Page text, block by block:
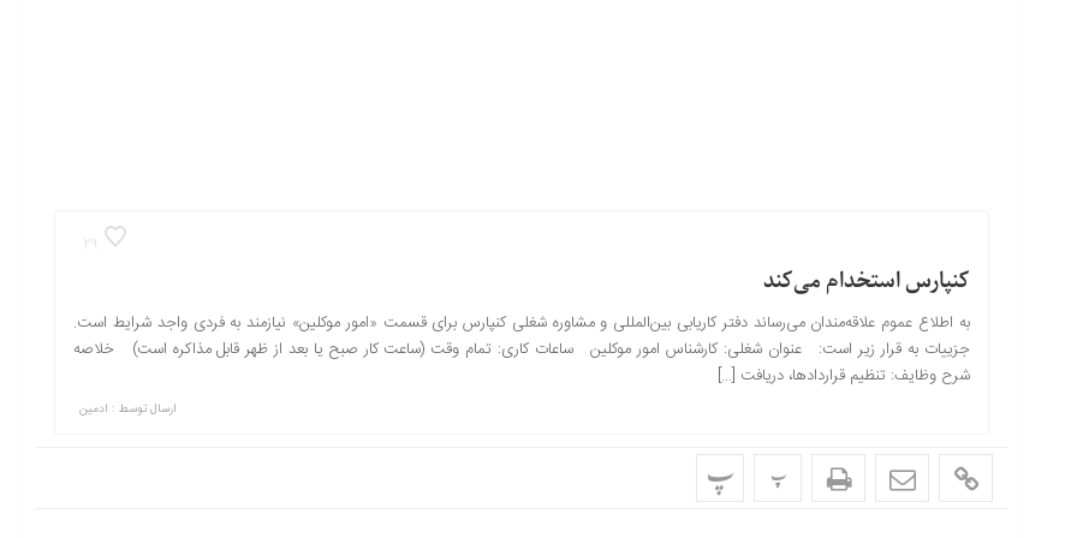
29
کنپارس استخدام می‌کند
به اطلاع عموم علاقه‌مندان می‌رساند دفتر کاریابی بین‌المللی و مشاوره شغلی کنپارس برای قسمت «امور موکلین» نیازمند به فردی واجد شرایط است.
جزییات به قرار زیر است: عنوان شغلی: کارشناس امور موکلین ساعات کاری: تمام وقت (ساعت کار صبح یا بعد از ظهر قابل مذاکره است) خلاصه
شرح وظایف: تنظیم قراردادها، دریافت […]
ارسال توسط : ادمین
پ پ